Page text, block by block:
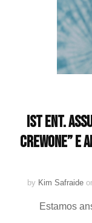
IST Ent.
CrewOne” e
by Kim Safraide
Estamos